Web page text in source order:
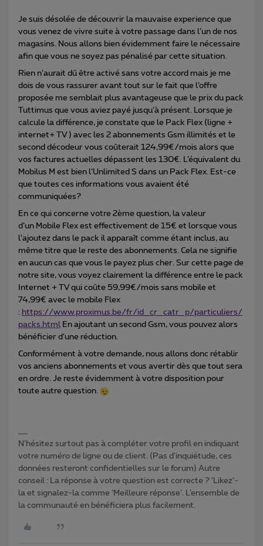
Je suis désolée de découvrir la mauvaise experience que
vous venez de vivre suite à votre passage dans l’un de nos
magasins. Nous allons bien évidemment faire le nécessaire
afin que vous ne soyez pas pénalisé par cette situation.
Rien n’aurait dû être activé sans votre accord mais je me
dois de vous rassurer avant tout sur le fait que l’offre
proposée me semblait plus avantageuse que le prix du pack
Tuttimus que vous aviez payé jusqu’à présent. Lorsque je
calcule la différence, je constate que le Pack Flex (ligne +
internet+ TV ) avec les 2 abonnements Gsm illimités et le
second décodeur vous coûterait 124,99€/mois alors que
vos factures actuelles dépassent les 130€. L’équivalent du
Mobilus M est bien l’Unlimited S dans un Pack Flex. Est-ce
que toutes ces informations vous avaient été
communiquées?
En ce qui concerne votre 2ème question, la valeur
d’un Mobile Flex est effectivement de 15€ et lorsque vous
l’ajoutez dans le pack il apparaît comme étant inclus, au
même titre que le reste des abonnements. Cela ne signifie
en aucun cas que vous le payez plus cher. Sur cette page de
notre site, vous voyez clairement la différence entre le pack
Internet + TV qui coûte 59,99€/mois sans mobile et
74,99€ avec le mobile Flex
: https://www.proximus.be/fr/id_cr_catr_p/particuliers/
packs.html En ajoutant un second Gsm, vous pouvez alors
bénéficier d’une réduction.
Conformément à votre demande, nous allons donc rétablir
vos anciens abonnements et vous avertir dès que tout sera
en ordre. Je reste évidemment à votre disposition pour
toute autre question.
N'hésitez surtout pas à compléter votre profil en indiquant
votre numéro de ligne ou de client. (Pas d'inquiétude, ces
données resteront confidentielles sur le forum) Autre
conseil : La réponse à votre question est correcte ? ‘Likez’-
la et signalez-la comme ‘Meilleure réponse’. L’ensemble de
la communauté en bénéficiera plus facilement.